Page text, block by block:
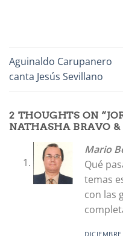
Aguinaldo Carupanero
canta Jesús Sevillano
2 THOUGHTS ON “
NATHASHA BRAVO &
Mario
Qué
temas
con las